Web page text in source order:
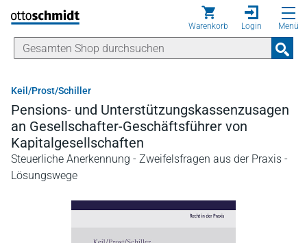
Direkt zum Inhalt
Warenkorb Login Menü
Keil/Prost/Schiller
Pensions- und Unterstützungskassenzusagen
an Gesellschafter-Geschäftsführer von
Kapitalgesellschaften
Steuerliche Anerkennung - Zweifelsfragen aus der Praxis -
Lösungswege